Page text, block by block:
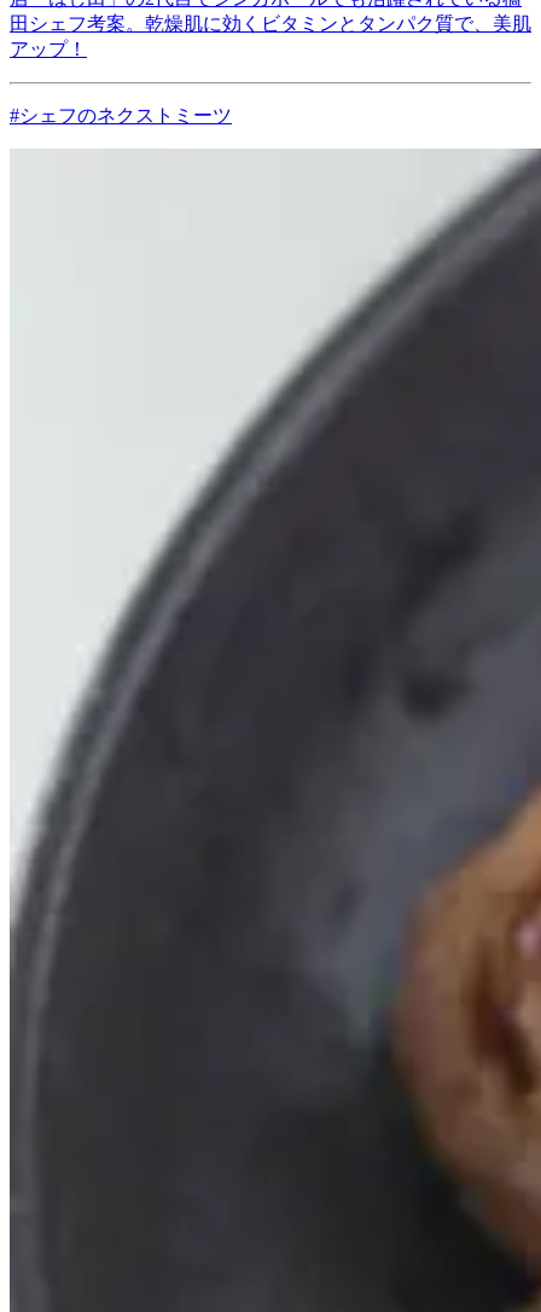
田シェフ考案。乾燥肌に効くビタミンとタンパク質で、美肌
アップ！
#シェフのネクストミーツ